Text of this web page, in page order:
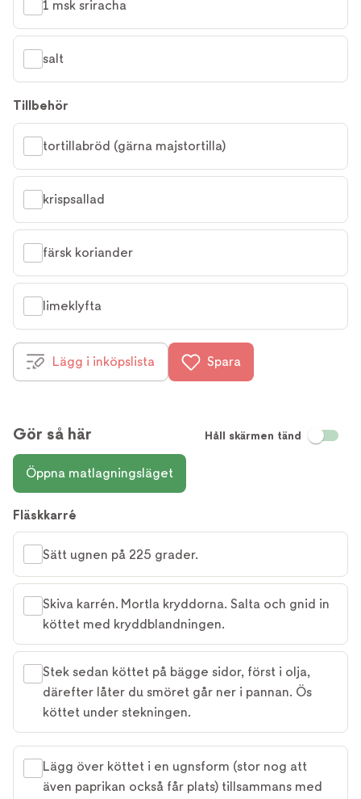
1 msk sriracha
salt
Tillbehör
tortillabröd (gärna majstortilla)
krispsallad
färsk koriander
limeklyfta
Lägg i inköpslista Spara
Gör så här Håll skärmen tänd
Öppna matlagningsläget
Fläskkarré
Sätt ugnen på 225 grader.
Skiva karrén. Mortla kryddorna. Salta och gnid in
köttet med kryddblandningen.
Stek sedan köttet på bägge sidor, först i olja,
därefter låter du smöret går ner i pannan. Ös
köttet under stekningen.
Lägg över köttet i en ugnsform (stor nog att
även paprikan också får plats) tillsammans med